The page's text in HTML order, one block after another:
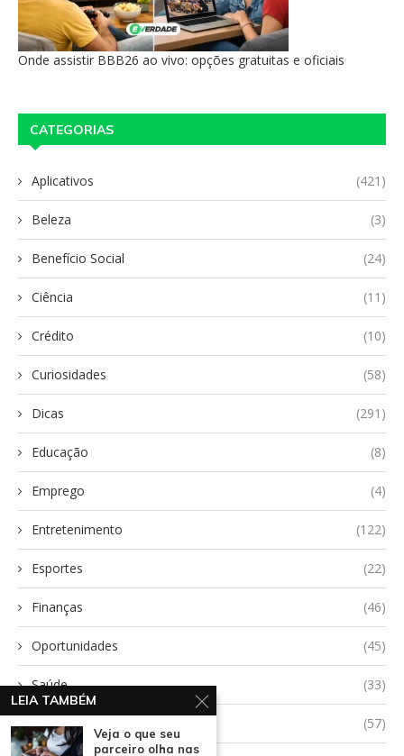
Onde assistir BBB26 ao vivo: opções gratuitas e oficiais
CATEGORIAS
Aplicativos (421)
Beleza (3)
Benefício Social (24)
Ciência (11)
Crédito (10)
Curiosidades (58)
Dicas (291)
Educação (8)
Emprego (4)
Entretenimento (122)
Esportes (22)
Finanças (46)
Oportunidades (45)
Saúde (33)
Tecnologia (57)
LEIA TAMBÉM
Veja o que seu
parceiro olha nas